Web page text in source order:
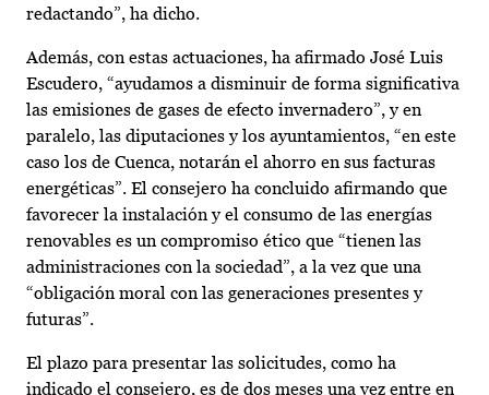
redactando”, ha dicho.
Además, con estas actuaciones, ha afirmado José Luis
Escudero, “ayudamos a disminuir de forma significativa
las emisiones de gases de efecto invernadero”, y en
paralelo, las diputaciones y los ayuntamientos, “en este
caso los de Cuenca, notarán el ahorro en sus facturas
energéticas”. El consejero ha concluido afirmando que
favorecer la instalación y el consumo de las energías
renovables es un compromiso ético que “tienen las
administraciones con la sociedad”, a la vez que una
“obligación moral con las generaciones presentes y
futuras”.
El plazo para presentar las solicitudes, como ha
indicado el consejero, es de dos meses una vez entre en